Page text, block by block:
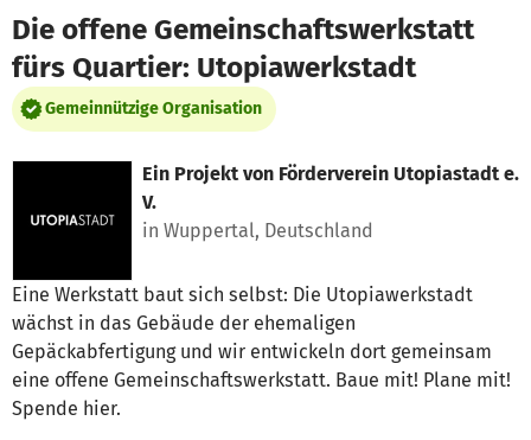
Die offene Gemeinschaftswerkstatt
fürs Quartier: Utopiawerkstadt
Gemeinnützige Organisation
Ein Projekt von Förderverein Utopiastadt e.
V.
in Wuppertal, Deutschland
Eine Werkstatt baut sich selbst: Die Utopiawerkstadt
wächst in das Gebäude der ehemaligen
Gepäckabfertigung und wir entwickeln dort gemeinsam
eine offene Gemeinschaftswerkstatt. Baue mit! Plane mit!
Spende hier.